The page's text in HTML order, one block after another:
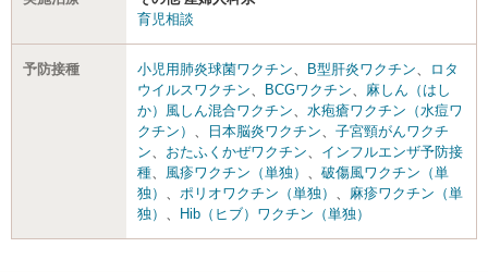
育児相談
予防接種 小児用肺炎球菌ワクチン、 B型肝炎ワクチン、
ロタ
ウイルスワクチン、 BCGワクチン、 麻しん（はし
か）風しん混合ワクチン、 水疱瘡ワクチン（水痘ワ
クチン） 、 日本脳炎ワクチン、 子宮頸がんワクチ
ン、 おたふくかぜワクチン、 インフルエンザ予防接
種、 風疹ワクチン（単独） 、 破傷風ワクチン（単
独） 、 ポリオワクチン（単独） 、 麻疹ワクチン（単
独） 、 Hib（ヒブ）ワクチン（単独）